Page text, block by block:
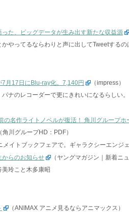
った、ビッグデータが生み出す新たな収益源
やってるならわりと声に出してTweetするの
7月17日にBlu-ray化。7,140円
（impress）
ナのレコーダーで更にきれいになるらしい。
の名作ライトノベルが復活！ 角川グループ
（角川グループHD：PDF）
メイトブックフェアで。ギャラクシーエンジ
からのお知らせ
（ヤングマガジン｜新着ニ
美玲こと木多康昭
（ANIMAX アニメ見るならアニマックス）